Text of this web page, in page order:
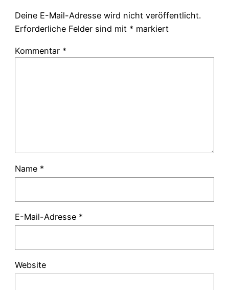
Deine E-Mail-Adresse wird nicht veröffentlicht.
Erforderliche Felder sind mit * markiert
Kommentar *
Name *
E-Mail-Adresse *
Website